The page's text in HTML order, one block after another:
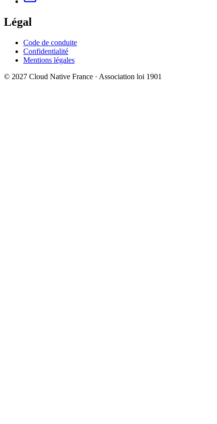
Légal
Code de conduite
Confidentialité
Mentions légales
© 2027 Cloud Native France · Association loi 1901